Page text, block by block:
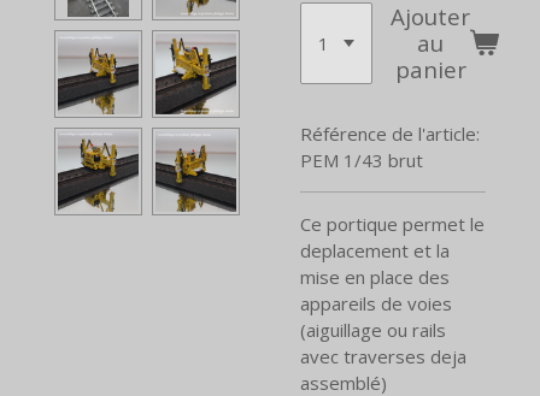
Ajouter
au
panier
Référence de l'article:
PEM 1/43 brut
Ce portique permet le
deplacement et la
mise en place des
appareils de voies
(aiguillage ou rails
avec traverses deja
assemblé)